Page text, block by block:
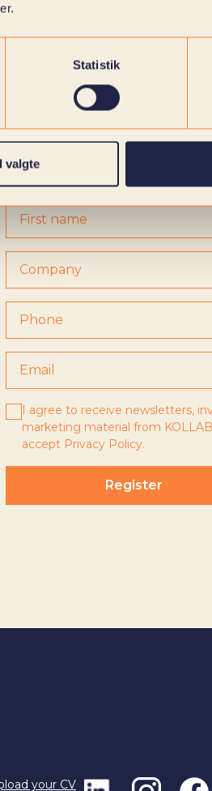
Statistik
valgte
I agree to receive newsletters,
marketing material from
accept Privacy Policy.
Register
your CV